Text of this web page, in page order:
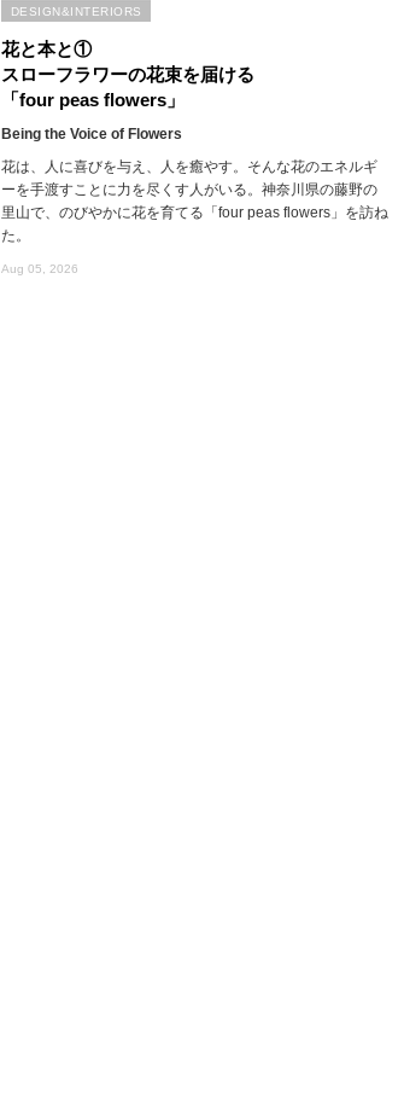
花と本と①
スローフラワーの花束を届ける
「four peas flowers」
Being the Voice of Flowers
花は、人に喜びを与え、人を癒やす。そんな花のエネルギ
ーを手渡すことに力を尽くす人がいる。神奈川県の藤野の
里山で、のびやかに花を育てる「four peas flowers」を訪ね
た。
Aug 05, 2026
DESIGN&INTERIORS